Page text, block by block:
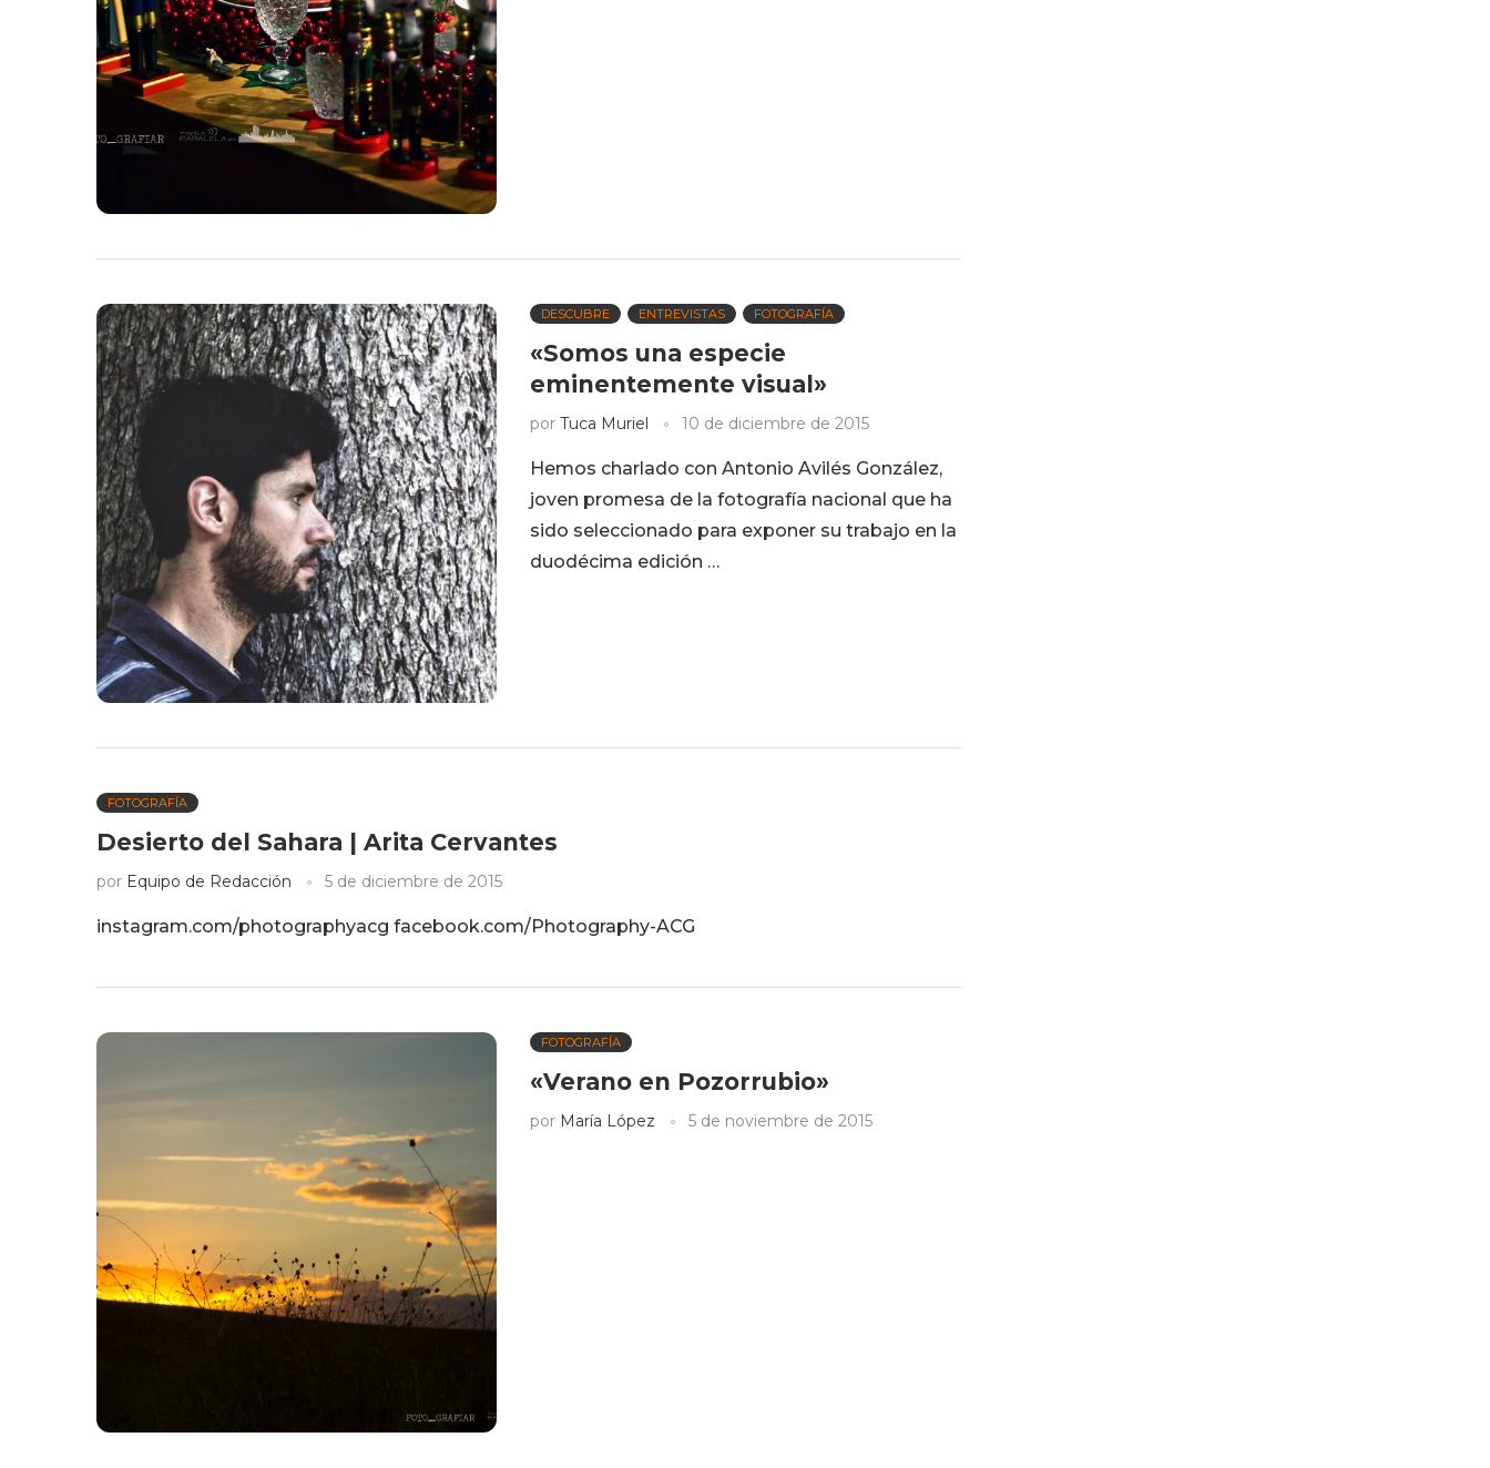
DESCUBRE ENTREVISTAS FOTOGRAFÍA
«Somos una especie
eminentemente visual»
por Tuca Muriel 10 de diciembre de 2015
Hemos charlado con Antonio Avilés González,
joven promesa de la fotografía nacional que ha
sido seleccionado para exponer su trabajo en la
duodécima edición …
FOTOGRAFÍA
Desierto del Sahara | Arita Cervantes
por Equipo de Redacción 5 de diciembre de 2015
instagram.com/photographyacg facebook.com/Photography-ACG
FOTOGRAFÍA
«Verano en Pozorrubio»
por María López 5 de noviembre de 2015